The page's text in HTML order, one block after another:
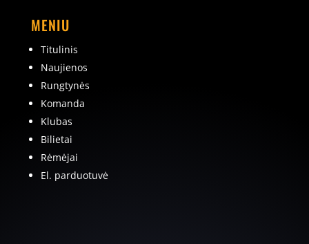
MENIU
Titulinis
Naujienos
Rungtynės
Komanda
Klubas
Bilietai
Rėmėjai
El. parduotuvė